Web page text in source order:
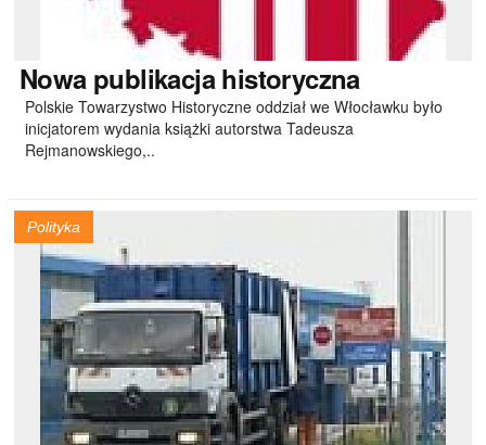
Nowapublikacja historyczna
Polskie Towarzystwo Historyczne oddział we Włocławku było
inicjatorem wydania książki autorstwa Tadeusza
Rejmanowskiego,..
Polityka